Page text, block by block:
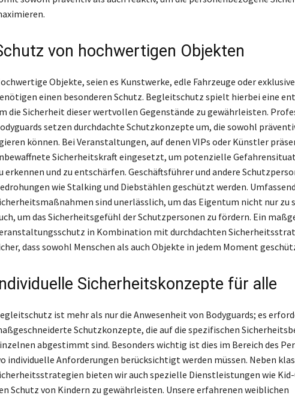
von hochwertigen Objekten
Objekte, seien es Kunstwerke, edle Fahrzeuge oder
einen besonderen Schutz. Begleitschutz spielt hierbei eine
die Sicherheit dieser wertvollen Gegenstände zu gewährleisten.
setzen durchdachte Schutzkonzepte um, die sowohl
können. Bei Veranstaltungen, auf denen VIPs oder Künstler
Sicherheitskraft eingesetzt, um potenzielle
erkennen und zu entschärfen. Geschäftsführer und andere
wie Stalking und Diebstählen geschützt werden.
sind unerlässlich, um das Eigentum nicht nur zu
um das Sicherheitsgefühl der Schutzpersonen zu fördern. Ein
in Kombination mit durchdachten
dass sowohl Menschen als auch Objekte in jedem Moment
Sicherheitskonzepte für alle
ist mehr als nur die Anwesenheit von Bodyguards; es
Schutzkonzepte, die auf die spezifischen
abgestimmt sind. Besonders wichtig ist dies im Bereich des
individuelle Anforderungen berücksichtigt werden müssen. Neben
bieten wir auch spezielle Dienstleistungen wie Kid-
Schutz von Kindern zu gewährleisten. Unsere erfahrenen weiblichen